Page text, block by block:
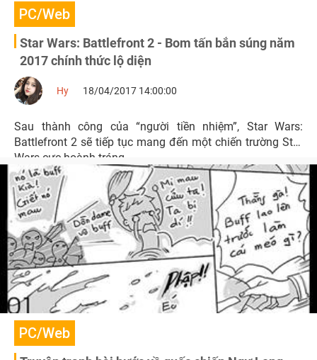
PC/Web
Star Wars: Battlefront 2 - Bom tấn bắn súng năm
2017 chính thức lộ diện
Hy 18/04/2017 14:00:00
Sau thành công của “người tiền nhiệm”, Star Wars:
Battlefront 2 sẽ tiếp tục mang đến một chiến trường Star
Wars cực hoành tráng.
PC/Web